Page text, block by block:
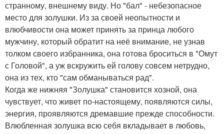
странному, внешнему виду. Но "бал" - небезопасное
место для золушки. Из за своей неопытности и
влюбчивости она может принять за принца любого
мужчину, который обратит на неё внимание, не узнав
толком своего избранника, она готова броситься в "Омут
с Головой", а уж вскружить ей голову совсем нетрудно,
она из тех, кто "сам обманываться рад".
Когда же нижняя "Золушка" становится хозной, она
чувствует, что живет по-настоящему, появляются силы,
энергия, проявляются дремавшие прежде способности.
Влюбленная золушка всю себя вкладывает в любовь,